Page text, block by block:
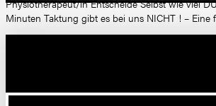
Physiotherapeut/in Entscheide Selbst wie viel
Minuten Taktung gibt es bei uns NICHT ! –